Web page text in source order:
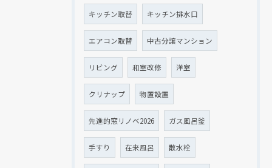
キッチン取替 キッチン排水口
エアコン取替 中古分譲マンション
リビング 和室改修 洋室
クリナップ 物置設置
先進的窓リノベ2026 ガス風呂釜
手すり 在来風呂 散水栓